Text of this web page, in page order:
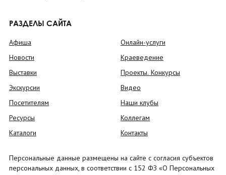
РАЗДЕЛЫ САЙТА
Афиша
Новости
Выставки
Экскурсии
Посетителям
Ресурсы
Каталоги
Онлайн-услуги
Краеведение
Проекты. Конкурсы
Видео
Наши клубы
Коллегам
Контакты
Персональные данные размещены на сайте с согласия субъектов
персональных данных, в соответствии с 152 ФЗ «О Персональных